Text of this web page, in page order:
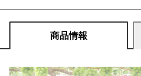
商品情報